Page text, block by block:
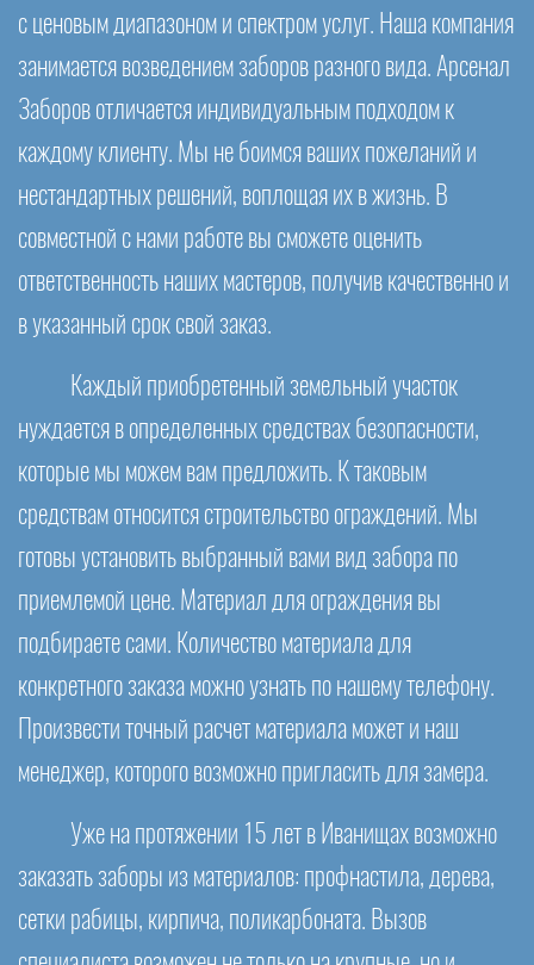
с ценовым диапазоном и спектром услуг. Наша компания
занимается возведением заборов разного вида. Арсенал
Заборов отличается индивидуальным подходом к
каждому клиенту. Мы не боимся ваших пожеланий и
нестандартных решений, воплощая их в жизнь. В
совместной с нами работе вы сможете оценить
ответственность наших мастеров, получив качественно и
в указанный срок свой заказ.
Каждый приобретенный земельный участок
нуждается в определенных средствах безопасности,
которые мы можем вам предложить. К таковым
средствам относится строительство ограждений. Мы
готовы установить выбранный вами вид забора по
приемлемой цене. Материал для ограждения вы
подбираете сами. Количество материала для
конкретного заказа можно узнать по нашему телефону.
Произвести точный расчет материала может и наш
менеджер, которого возможно пригласить для замера.
Уже на протяжении 15 лет в Иванищах возможно
заказать заборы из материалов: профнастила, дерева,
сетки рабицы, кирпича, поликарбоната. Вызов